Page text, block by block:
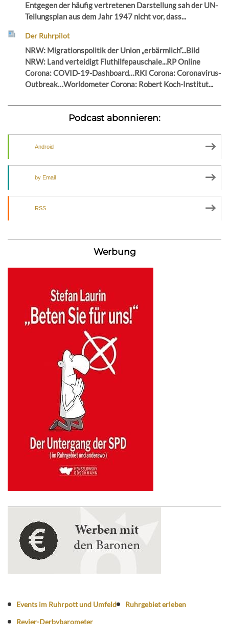
Entgegen der häufig vertretenen Darstellung sah der UN-
Teilungsplan aus dem Jahr 1947 nicht vor, dass...
Der Ruhrpilot
NRW: Migrationspolitik der Union „erbärmlich“...Bild
NRW: Land verteidigt Fluthilfepauschale...RP Online
Corona: COVID-19-Dashboard…RKI Corona: Coronavirus-
Outbreak…Worldometer Corona: Robert Koch-Institut...
Podcast abonnieren:
Android
by Email
RSS
Werbung
Events im Ruhrpott und Umfeld
Ruhrgebiet erleben
Revier-Derbybarometer